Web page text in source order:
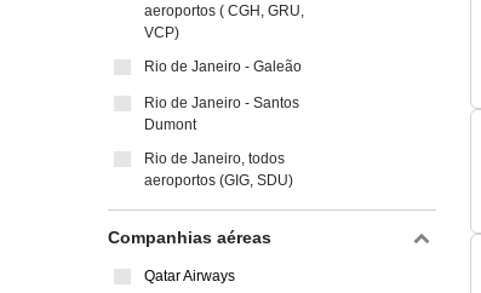
aeroportos ( CGH, GRU,
VCP)
Rio de Janeiro - Galeão
Rio de Janeiro - Santos
Dumont
Rio de Janeiro, todos
aeroportos (GIG, SDU)
Companhias aéreas
Qatar Airways